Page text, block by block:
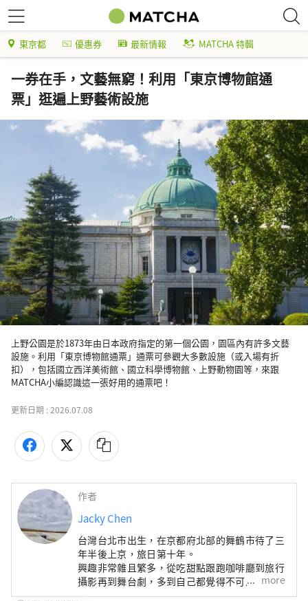
東京都 優惠券 最新情報 MATCHA 特輯
一券在手，文藝無窮！利用「東京博物館通
票」逛遍上野藝術設施
上野公園是於1873年由日本政府指定的第一個公園，園區內有許多文藝
設施。利用「東京博物館通票」通票可參觀大多數設施（或入場有折
扣），包括國立西洋美術館、國立科學博物館、上野動物園等，來跟
MATCHA小編認識這一張好用的通票吧！
更新日期 :2026.07.08
作者
Jacky Chen
台灣台北市出生，在京都府北部的舞鶴市待了三
年半後上京，旅日第十年。
興趣非常雜且繁多，從吃甜點跟跑咖啡廳到旅行
攝影再到舞台劇，多到自己都覺得不可思議。
more